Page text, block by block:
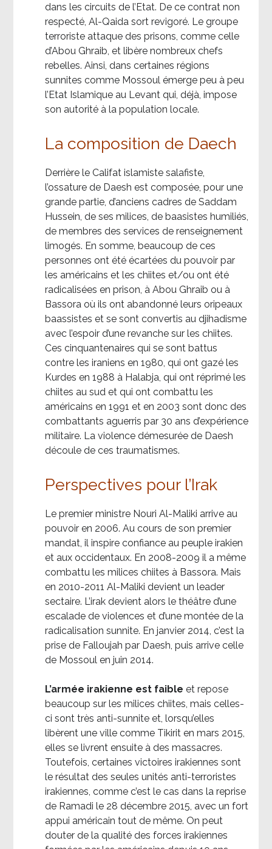
dans les circuits de l’Etat. De ce contrat non
respecté, Al-Qaida sort revigoré. Le groupe
terroriste attaque des prisons, comme celle
d’Abou Ghraib, et libère nombreux chefs
rebelles. Ainsi, dans certaines régions
sunnites comme Mossoul émerge peu à peu
l’Etat Islamique au Levant qui, déjà, impose
son autorité à la population locale.
La composition de Daech
Derrière le Califat islamiste salafiste,
l’ossature de Daesh est composée, pour une
grande partie, d’anciens cadres de Saddam
Hussein, de ses milices, de baasistes humiliés,
de membres des services de renseignement
limogés. En somme, beaucoup de ces
personnes ont été écartées du pouvoir par
les américains et les chiites et/ou ont été
radicalisées en prison, à Abou Ghraib ou à
Bassora où ils ont abandonné leurs oripeaux
baassistes et se sont convertis au djihadisme
avec l’espoir d’une revanche sur les chiites.
Ces cinquantenaires qui se sont battus
contre les iraniens en 1980, qui ont gazé les
Kurdes en 1988 à Halabja, qui ont réprimé les
chiites au sud et qui ont combattu les
américains en 1991 et en 2003 sont donc des
combattants aguerris par 30 ans d’expérience
militaire. La violence démesurée de Daesh
découle de ces traumatismes.
Perspectives pour l’Irak
Le premier ministre Nouri Al-Maliki arrive au
pouvoir en 2006. Au cours de son premier
mandat, il inspire confiance au peuple irakien
et aux occidentaux. En 2008-2009 il a même
combattu les milices chiites à Bassora. Mais
en 2010-2011 Al-Maliki devient un leader
sectaire. L’irak devient alors le théâtre d’une
escalade de violences et d’une montée de la
radicalisation sunnite. En janvier 2014, c’est la
prise de Falloujah par Daesh, puis arrive celle
de Mossoul en juin 2014.
L’armée irakienne est faible et repose
beaucoup sur les milices chiites, mais celles-
ci sont très anti-sunnite et, lorsqu’elles
libèrent une ville comme Tikirit en mars 2015,
elles se livrent ensuite à des massacres.
Toutefois, certaines victoires irakiennes sont
le résultat des seules unités anti-terroristes
irakiennes, comme c’est le cas dans la reprise
de Ramadi le 28 décembre 2015, avec un fort
appui américain tout de même. On peut
douter de la qualité des forces irakiennes